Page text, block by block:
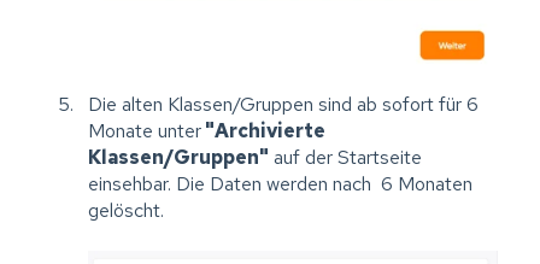
Die alten Klassen/Gruppen sind ab sofort für 6
Monate unter"Archivierte
Klassen/Gruppen" auf der Startseite
einsehbar. Die Daten werden nach 6 Monaten
gelöscht.